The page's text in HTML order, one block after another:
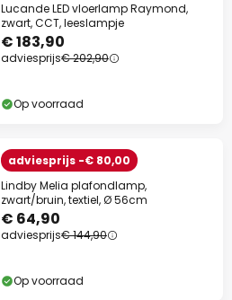
Lucande LED vloerlamp Raymond,
zwart, CCT, leeslampje
€ 183,90
adviesprijs€ 202,90
Op voorraad
adviesprijs -€ 80,00
Lindby Melia plafondlamp,
zwart/bruin, textiel, Ø 56cm
€ 64,90
adviesprijs€ 144,90
Op voorraad